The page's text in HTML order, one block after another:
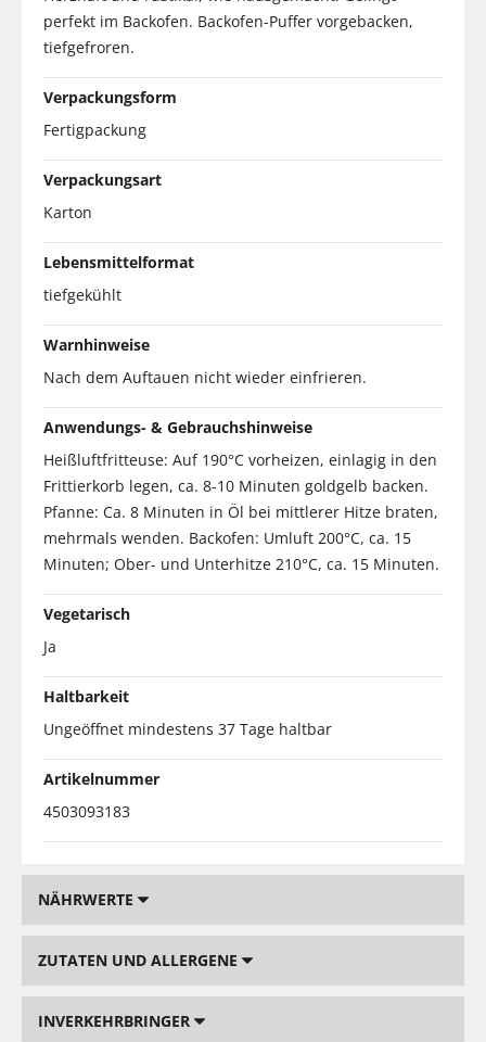
perfekt im Backofen. Backofen-Puffer vorgebacken,
tiefgefroren.
Verpackungsform
Fertigpackung
Verpackungsart
Karton
Lebensmittelformat
tiefgekühlt
Warnhinweise
Nach dem Auftauen nicht wieder einfrieren.
Anwendungs- & Gebrauchshinweise
Heißluftfritteuse: Auf 190°C vorheizen, einlagig in den
Frittierkorb legen, ca. 8-10 Minuten goldgelb backen.
Pfanne: Ca. 8 Minuten in Öl bei mittlerer Hitze braten,
mehrmals wenden. Backofen: Umluft 200°C, ca. 15
Minuten; Ober- und Unterhitze 210°C, ca. 15 Minuten.
Vegetarisch
Ja
Haltbarkeit
Ungeöffnet mindestens 37 Tage haltbar
Artikelnummer
4503093183
NÄHRWERTE
ZUTATEN UND ALLERGENE
INVERKEHRBRINGER